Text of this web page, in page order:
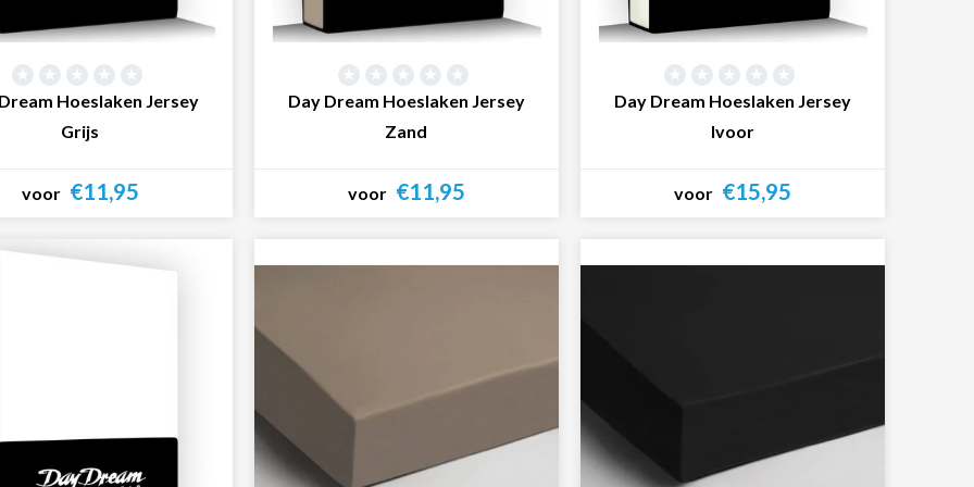
Hoeslaken Jersey
Grijs
voor €11,95
Day Dream Hoeslaken Jersey
Zand
voor €11,95
Day Dream Hoeslaken Jersey
Ivoor
voor €15,95